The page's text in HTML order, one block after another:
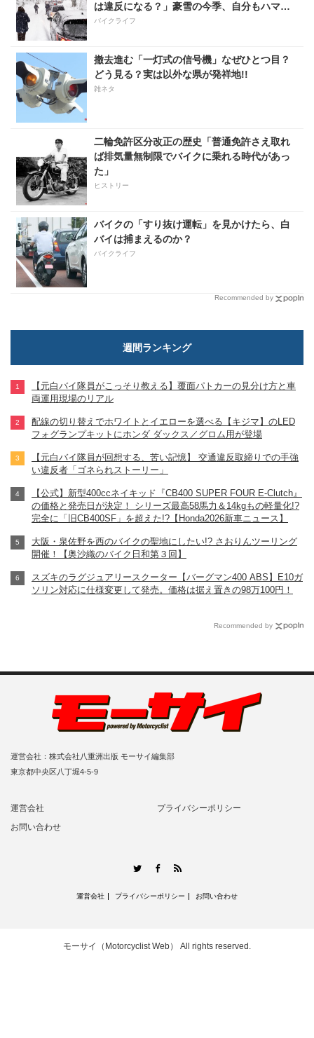
は違反になる？」豪雪の今季、自分もハマル
かも！
バイクライフ
撤去進む「一灯式の信号機」なぜひとつ目？
どう見る？実は以外な県が発祥地!!
雑ネタ
二輪免許区分改正の歴史「普通免許さえ取れ
ば排気量無制限でバイクに乗れる時代があっ
た」
ヒストリー
バイクの「すり抜け運転」を見かけたら、白
バイは捕まえるのか？
バイクライフ
Recommended by
週間ランキング
【元白バイ隊員がこっそり教える】覆面パトカーの見分け方と車
両運用現場のリアル
配線の切り替えでホワイトとイエローを選べる【キジマ】のLED
フォグランプキットにホンダ ダックス／グロム用が登場
【元白バイ隊員が回想する、苦い記憶】 交通違反取締りでの手強
い違反者「ゴネられストーリー」
【公式】新型400ccネイキッド『CB400 SUPER FOUR E-Clutch』
の価格と発売日が決定！ シリーズ最高58馬力＆14kgもの軽量化!?
完全に「旧CB400SF」を超えた!?【Honda2026新車ニュース】
大阪・泉佐野を西のバイクの聖地にしたい!? さおりんツーリング
開催！【奥沙織のバイク日和第３回】
スズキのラグジュアリースクーター【バーグマン400 ABS】E10ガ
ソリン対応に仕様変更して発売。価格は据え置きの98万100円！
Recommended by
運営会社：株式会社八重洲出版 モーサイ編集部
東京都中央区八丁堀4-5-9
運営会社
プライバシーポリシー
お問い合わせ
TwitterFacebook
運営会社 プライバシーポリシー お問い合わせ
モーサイ（Motorcyclist Web） All rights reserved.